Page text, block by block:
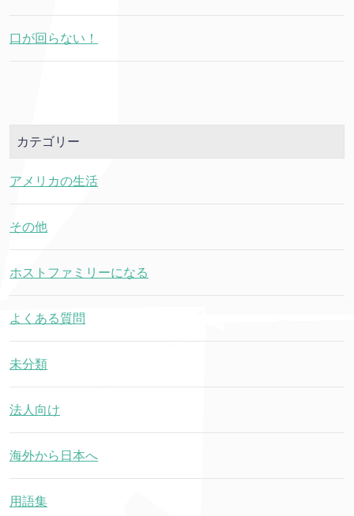
口が回らない！
カテゴリー
アメリカの生活
その他
ホストファミリーになる
よくある質問
未分類
法人向け
海外から日本へ
用語集